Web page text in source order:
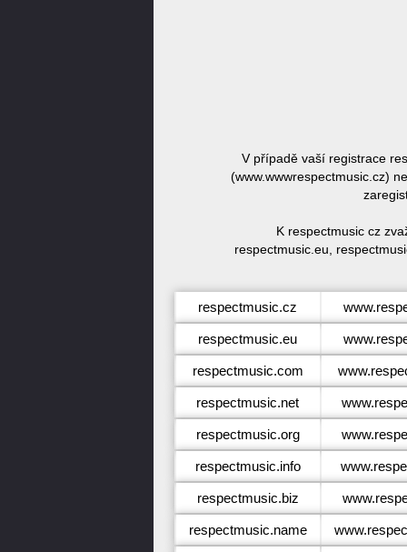
V případě vaší registrace
(www.wwwrespectmusic.cz)
K respectmusic cz
respectmusic.eu,
respectmusic.cz
respectmusic.eu
respectmusic.com
respectmusic.net
respectmusic.org
respectmusic.info
respectmusic.biz
respectmusic.name